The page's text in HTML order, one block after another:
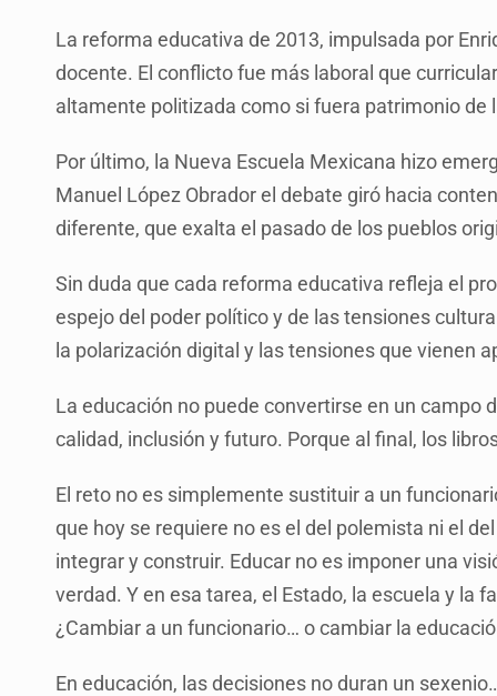
La reforma educativa de 2013, impulsada por
docente. El conflicto fue más laboral que
altamente politizada como si fuera patrimonio de
Por último, la Nueva Escuela Mexicana hizo
Manuel López Obrador el debate giró hacia
diferente, que exalta el pasado de los pueblos
Sin duda que cada reforma educativa refleja el
espejo del poder político y de las tensiones
la polarización digital y las tensiones que vienen
La educación no puede convertirse en un campo
calidad, inclusión y futuro. Porque al final, los
El reto no es simplemente sustituir a un
que hoy se requiere no es el del polemista ni el
integrar y construir. Educar no es imponer una
verdad. Y en esa tarea, el Estado, la escuela y la
¿Cambiar a un funcionario… o cambiar la
En educación, las decisiones no duran un